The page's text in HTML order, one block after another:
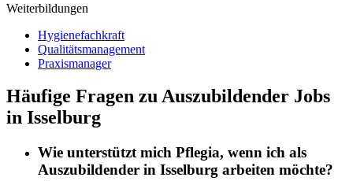
Weiterbildungen
Hygienefachkraft
Qualitätsmanagement
Praxismanager
Häufige Fragen zu Auszubildender Jobs
in Isselburg
Wie unterstützt mich Pflegia, wenn ich als
Auszubildender in Isselburg arbeiten möchte?